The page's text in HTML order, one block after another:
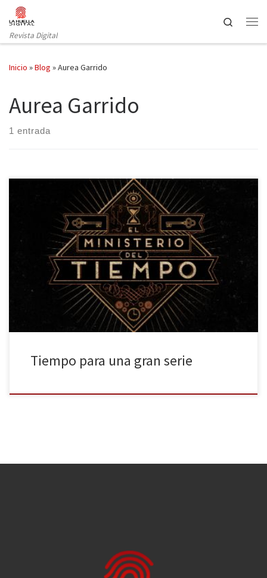
Saltar al contenido
Revista Digital
Search
Inicio »Blog »Aurea Garrido
Aurea Garrido
1 entrada
Acercándose a su recta final, la novedosa serie de TVE El Ministerio
del Tiempo ha conquistado las redes y la crítica en nuestro país.
Con cinco episodios se ha convertido en serie de culto y ya ha
firmado la renovación de una segunda temporada. Hola,
huelleros, ¿qué tal se nos […]
Tiempo para una gran serie